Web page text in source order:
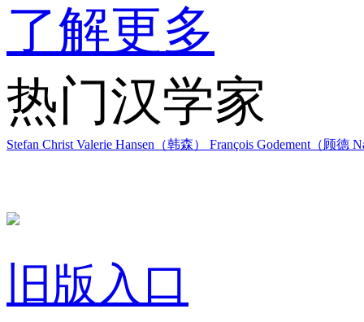
了解更多
热门汉学家
Stefan Christ Valerie Hansen（韩森） François Godement（顾德
旧版入口